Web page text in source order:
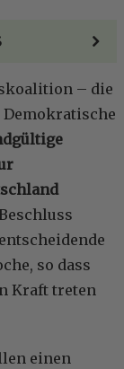
– die
Demokratische
so dass
Kraft treten
einen